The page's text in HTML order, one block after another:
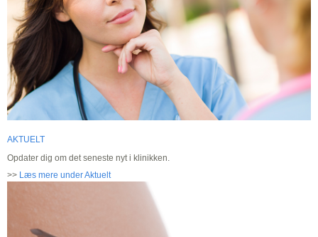
AKTUELT
Opdater dig om det seneste nyt i klinikken.
>> Læs mere under Aktuelt